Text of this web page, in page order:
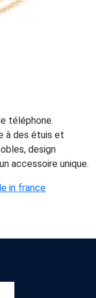
téléphone.
à des étuis et
design
accessoire unique.
in france